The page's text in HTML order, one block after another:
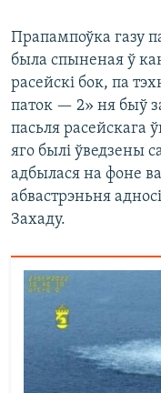
Прапампоўка газу
была спыненая ў
расейскі бок, па
паток — 2» ня быў
пасьля расейскага
яго былі ўведзены
адбылася на фоне
абвастрэньня
Захаду.